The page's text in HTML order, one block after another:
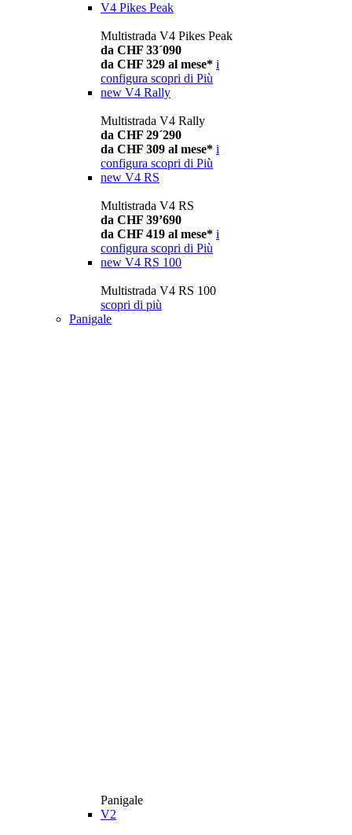
V4 Pikes Peak
Multistrada V4 Pikes Peak
da CHF 33´090
da CHF 329 al mese* i
configura scopri di Più
new V4 Rally
Multistrada V4 Rally
da CHF 29´290
da CHF 309 al mese* i
configura scopri di Più
new V4 RS
Multistrada V4 RS
da CHF 39’690
da CHF 419 al mese* i
configura scopri di Più
new V4 RS 100
Multistrada V4 RS 100
scopri di più
Panigale
Panigale
V2